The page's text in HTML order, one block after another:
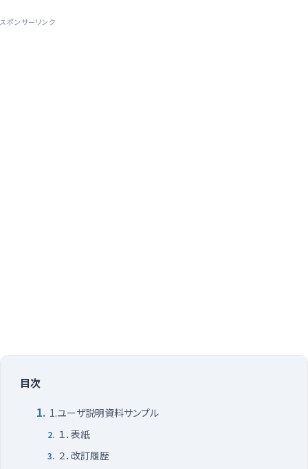
スポンサーリンク
目次
1.ユーザ説明資料サンプル
１．表紙
２．改訂履歴